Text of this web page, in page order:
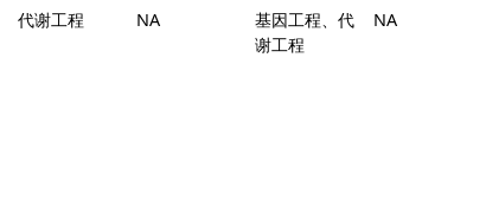
代谢工程 NA
基因工程、代
谢工程
NA